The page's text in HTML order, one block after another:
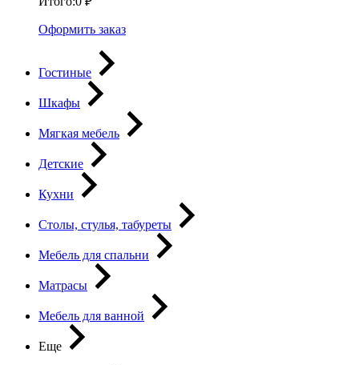
Оформить заказ
Гостиные
Шкафы
Мягкая мебель
Детские
Кухни
Столы, стулья, табуреты
Мебель для спальни
Матрасы
Мебель для ванной
Еще